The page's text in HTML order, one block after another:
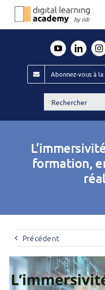
Passer
Évènements ILDI
Offres d’emploi
Publiez
Abonnez-vous à
Rechercher:
formation,
Précédent